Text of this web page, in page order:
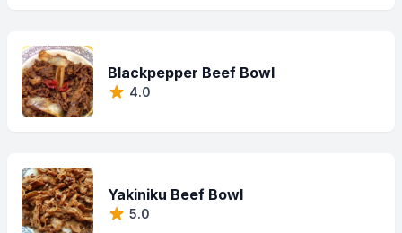
Blackpepper Beef Bowl
4.0
Yakiniku Beef Bowl
5.0